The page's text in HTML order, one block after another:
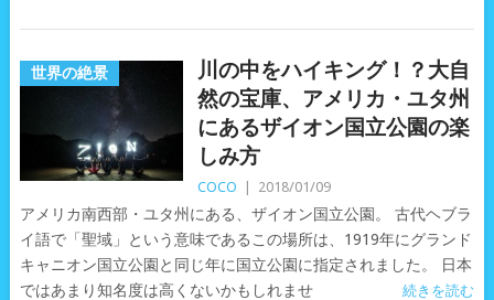
世界の絶景
川の中をハイキング！？大自
然の宝庫、アメリカ・ユタ州
にあるザイオン国立公園の楽
しみ方
COCO 2018/01/09
アメリカ南西部・ユタ州にある、ザイオン国立公園。 古代ヘブラ
イ語で「聖域」という意味であるこの場所は、1919年にグランド
キャニオン国立公園と同じ年に国立公園に指定されました。 日本
ではあまり知名度は高くないかもしれませ
続きを読む